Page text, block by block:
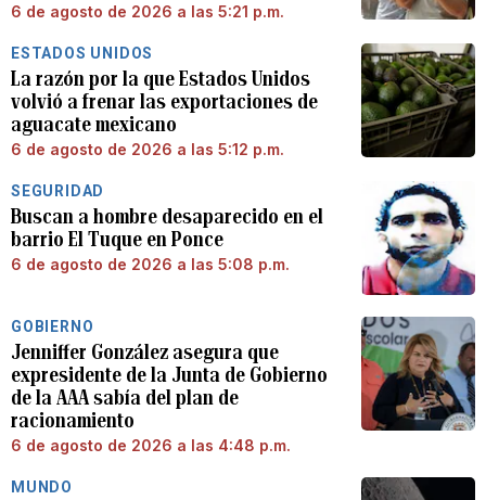
6 de agosto de 2026 a las 5:21 p.m.
ESTADOS UNIDOS
La razón por la que Estados Unidos
volvió a frenar las exportaciones de
aguacate mexicano
6 de agosto de 2026 a las 5:12 p.m.
SEGURIDAD
Buscan a hombre desaparecido en el
barrio El Tuque en Ponce
6 de agosto de 2026 a las 5:08 p.m.
GOBIERNO
Jenniffer González asegura que
expresidente de la Junta de Gobierno
de la AAA sabía del plan de
racionamiento
6 de agosto de 2026 a las 4:48 p.m.
MUNDO